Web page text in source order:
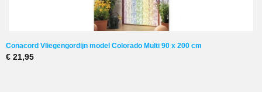
Conacord Vliegengordijn model Colorado Multi 90 x 200 cm
€ 21,95